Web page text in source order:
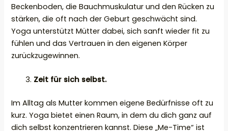
Beckenboden, die Bauchmuskulatur und den Rücken zu
stärken, die oft nach der Geburt geschwächt sind.
Yoga unterstützt Mütter dabei, sich sanft wieder fit zu
fühlen und das Vertrauen in den eigenen Körper
zurückzugewinnen.
Zeit für sich selbst.
Im Alltag als Mutter kommen eigene Bedürfnisse oft zu
kurz. Yoga bietet einen Raum, in dem du dich ganz auf
dich selbst konzentrieren kannst. Diese „Me-Time“ ist